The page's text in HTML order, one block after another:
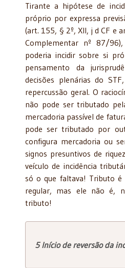
Tirante a hipótese de
próprio por expressa
(art. 155, § 2º, XII, j d CF e
Complementar nº 87/
poderia incidir sobre si
pensamento da
decisões plenárias do
repercussão geral. O
não pode ser tributado
mercadoria passível de
pode ser tributado por
configura mercadoria ou
signos presuntivos de
veículo de incidência
só o que faltava! Tributo
regular, mas ele não é,
tributo!
5 Início de reversão da